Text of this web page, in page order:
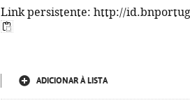
Link persistente: http://
ADICIONAR À LISTA